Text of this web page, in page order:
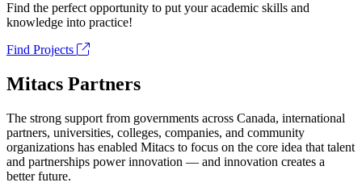
Find the perfect opportunity to put your academic skills and
knowledge into practice!
Find Projects
Mitacs Partners
The strong support from governments across Canada, international
partners, universities, colleges, companies, and community
organizations has enabled Mitacs to focus on the core idea that talent
and partnerships power innovation — and innovation creates a
better future.